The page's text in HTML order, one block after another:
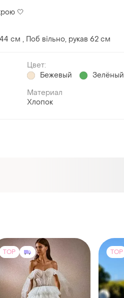
🤍
см , Поб вільно, рукав 62 см
Цвет:
Бежевый
Зелёный
Материал
Хлопок
TOP TOP